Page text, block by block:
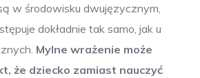
w środowisku dwujęzycznym,
dokładnie tak samo, jak u
Mylne wrażenie może
że dziecko zamiast nauczyć